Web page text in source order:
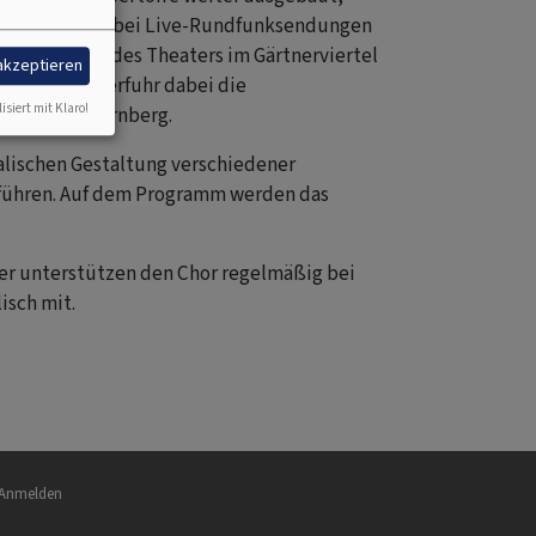
wirkte bei Live-Rundfunksendungen
und des Theaters im Gärtnerviertel
erfuhr dabei die
in Nürnberg.
Gestaltung verschiedener
Auf dem Programm werden das
unterstützen den Chor regelmäßig bei
mit.
mit Klaro!